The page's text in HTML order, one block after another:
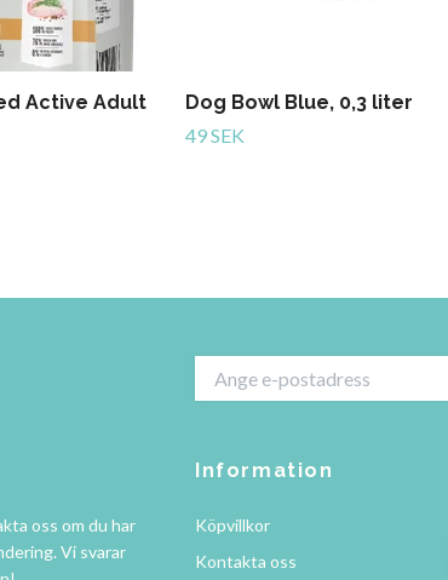
Active Adult
Dog Bowl Blue, 0,3 liter
49 SEK
oss om du har
Vi svarar
Information
Köpvillkor
Kontakta oss